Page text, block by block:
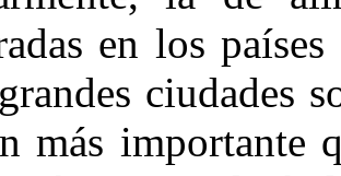
en los
ciudades
más importante